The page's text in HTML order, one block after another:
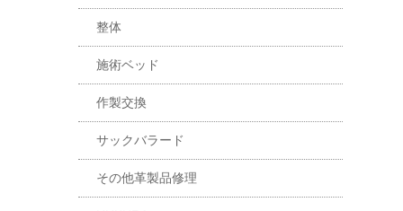
整体
施術ベッド
作製交換
サックバラード
その他革製品修理